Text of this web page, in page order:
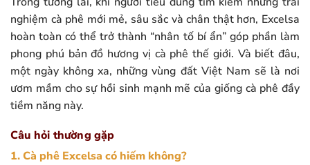
nghiệm cà phê mới mẻ, sâu sắc và chân thật hơn, Excelsa
hoàn toàn có thể trở thành “nhân tố bí ẩn” góp phần làm
phong phú bản đồ hương vị cà phê thế giới. Và biết đâu,
một ngày không xa, những vùng đất Việt Nam sẽ là nơi
ươm mầm cho sự hồi sinh mạnh mẽ của giống cà phê đầy
tiềm năng này.
Câu hỏi thường gặp
1. Cà phê Excelsa có hiếm không?